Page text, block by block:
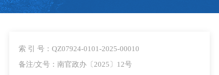
索 引 号：QZ07924-0101-2025-00010
备注/文号：南官政办〔2025〕12号